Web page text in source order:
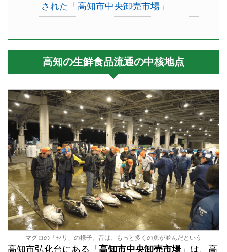
された「高知市中央卸売市場」
高知の生鮮食品流通の中核地点
マグロの「セリ」の様子。昔は、もっと多くの魚が並んだという
高知市弘化台にある「 高知市中央卸売市場」は、高